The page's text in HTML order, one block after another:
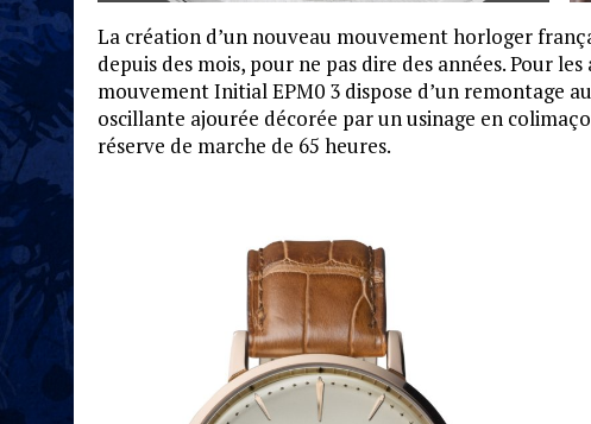
La création d’un nouveau mouvement horloger
depuis des mois, pour ne pas dire des années. Pour
mouvement Initial EPM0 3 dispose d’un remontage
oscillante ajourée décorée par un usinage en
réserve de marche de 65 heures.